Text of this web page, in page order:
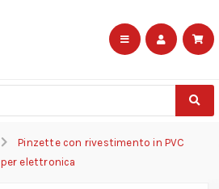
Pinzette con rivestimento in PVC
per elettronica